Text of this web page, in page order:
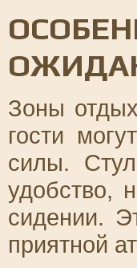
Зоны
гости
силы.
удобство,
сидении.
приятной